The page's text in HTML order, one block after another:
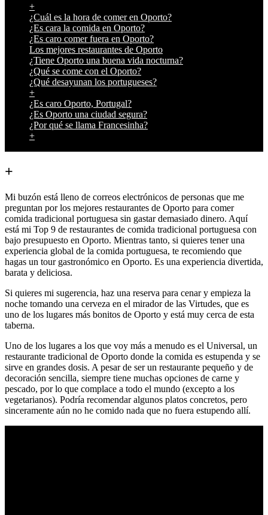
+
¿Cuál es la hora de comer en Oporto?
¿Es cara la comida en Oporto?
¿Es caro comer fuera en Oporto?
Los mejores restaurantes de Oporto
¿Tiene Oporto una buena vida nocturna?
¿Qué se come con el Oporto?
¿Qué desayunan los portugueses?
+
¿Es caro Oporto, Portugal?
¿Es Oporto una ciudad segura?
¿Por qué se llama Francesinha?
+
+
Mi buzón está lleno de correos electrónicos de personas que me
preguntan por los mejores restaurantes de Oporto para comer
comida tradicional portuguesa sin gastar demasiado dinero. Aquí
está mi Top 9 de restaurantes de comida tradicional portuguesa con
bajo presupuesto en Oporto. Mientras tanto, si quieres tener una
experiencia global de la comida portuguesa, te recomiendo que
hagas un tour gastronómico en Oporto. Es una experiencia divertida,
barata y deliciosa.
Si quieres mi sugerencia, haz una reserva para cenar y empieza la
noche tomando una cerveza en el mirador de las Virtudes, que es
uno de los lugares más bonitos de Oporto y está muy cerca de esta
taberna.
Uno de los lugares a los que voy más a menudo es el Universal, un
restaurante tradicional de Oporto donde la comida es estupenda y se
sirve en grandes dosis. A pesar de ser un restaurante pequeño y de
decoración sencilla, siempre tiene muchas opciones de carne y
pescado, por lo que complace a todo el mundo (excepto a los
vegetarianos). Podría recomendar algunos platos concretos, pero
sinceramente aún no he comido nada que no fuera estupendo allí.